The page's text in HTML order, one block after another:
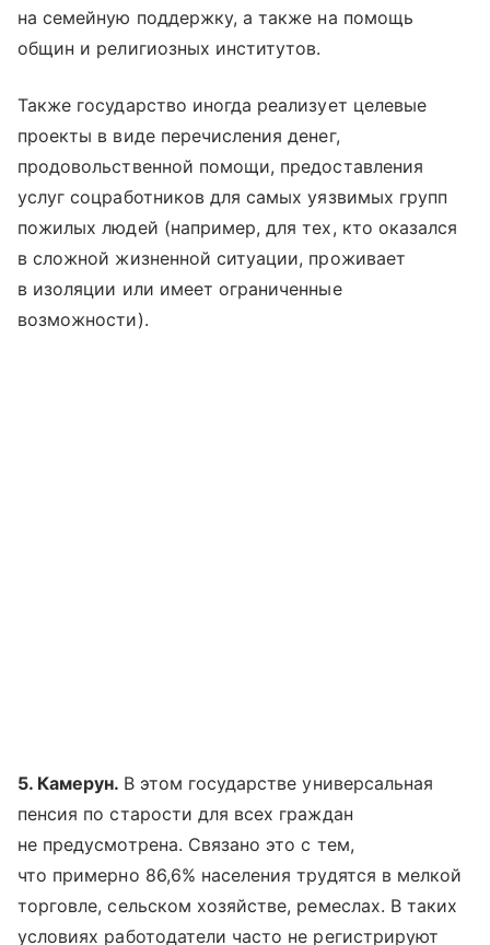
на семейную поддержку, а также на помощь
общин и религиозных институтов.
Также государство иногда реализует целевые
проекты в виде перечисления денег,
продовольственной помощи, предоставления
услуг соцработников для самых уязвимых групп
пожилых людей (например, для тех, кто оказался
в сложной жизненной ситуации, проживает
в изоляции или имеет ограниченные
возможности).
5. Камерун. В этом государстве универсальная
пенсия по старости для всех граждан
не предусмотрена. Связано это с тем,
что примерно 86,6% населения трудятся в мелкой
торговле, сельском хозяйстве, ремеслах. В таких
условиях работодатели часто не регистрируют